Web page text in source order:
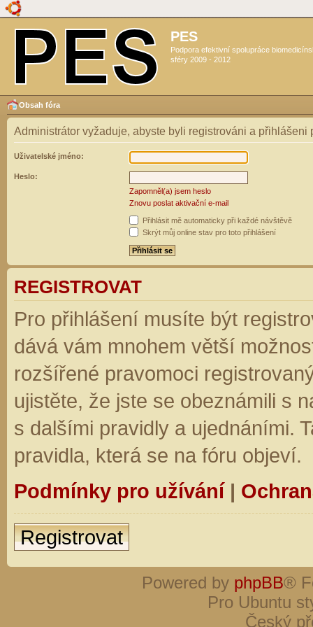
PES
Podpora efektivní spolupráce
sféry 2009 - 2012
Obsah fóra
Administrátor vyžaduje, abyste byli registrováni a přihlášeni
Uživatelské jméno:
Heslo:
Zapomněl(a) jsem heslo
Znovu poslat aktivační e-mail
Přihlásit mě automaticky při každé návštěvě
Skrýt můj online stav pro toto přihlášení
REGISTROVAT
Pro přihlášení musíte být
dává vám mnohem větší
rozšířené pravomoci
ujistěte, že jste se obeznámili s
s dalšími pravidly a ujednáními.
pravidla, která se na fóru objeví.
Podmínky pro užívání|
Registrovat
Powered by phpBB®
Pro Ubuntu
Český